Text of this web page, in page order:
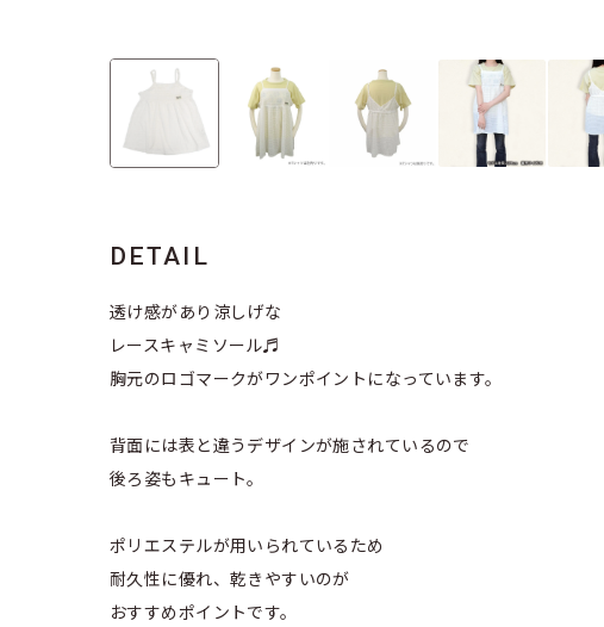
DETAIL
透け感があり涼しげな
レースキャミソール♬
胸元のロゴマークがワンポイントになっています。
背面には表と違うデザインが施されているので
後ろ姿もキュート。
ポリエステルが用いられているため
耐久性に優れ、乾きやすいのが
おすすめポイントです。